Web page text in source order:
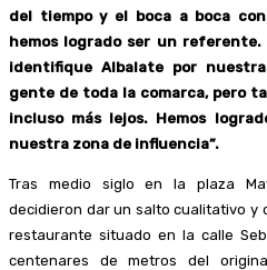
del tiempo y el boca a boca
hemos logrado ser un
identifique Albalate por
gente de toda la comarca, pero
incluso más lejos. Hemos
nuestra zona de influencia”.
Tras medio siglo en la plaza
decidieron dar un salto cualitativo y
restaurante situado en la calle
centenares de metros del